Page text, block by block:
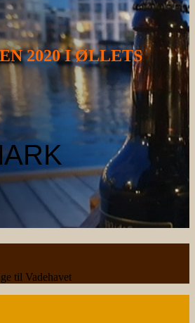
2020 I ØLLETS
til Vadehavet